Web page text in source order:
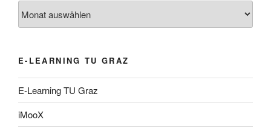
E-LEARNING TU GRAZ
E-Learning TU Graz
iMooX